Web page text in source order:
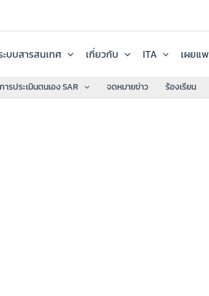
ะบบสารสนเทศ เกี่ยวกับ ITA เผยแ
การประเมินตนเอง SAR จดหมายข่าว ร้องเรียน